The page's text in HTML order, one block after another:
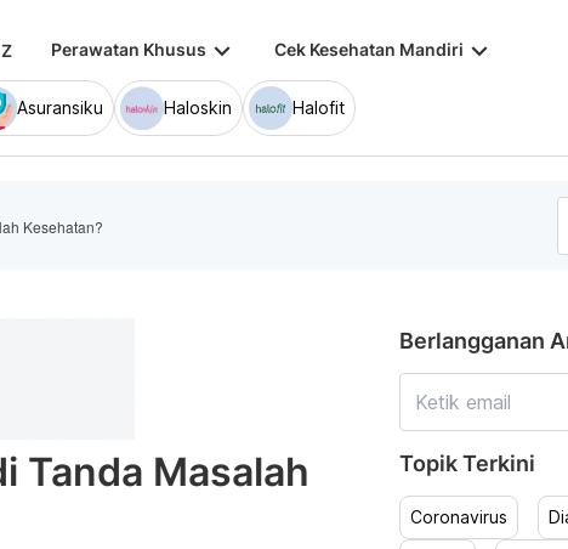
Perawatan Khusus keyboard_arrow_down Cek Kesehatan Mandiri keyboard_arrow_down
Asuransiku Haloskin Halofit
Kesehatan?
Tanda Masalah
Berlangganan
Topik Terkini
Coronavirus